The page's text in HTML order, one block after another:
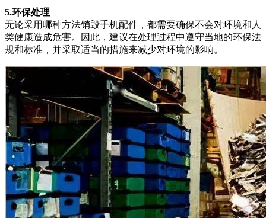
5.环保处理
无论采用哪种方法销毁手机配件，都需要确保不会对环境和人
类健康造成危害。因此，建议在处理过程中遵守当地的环保法
规和标准，并采取适当的措施来减少对环境的影响。